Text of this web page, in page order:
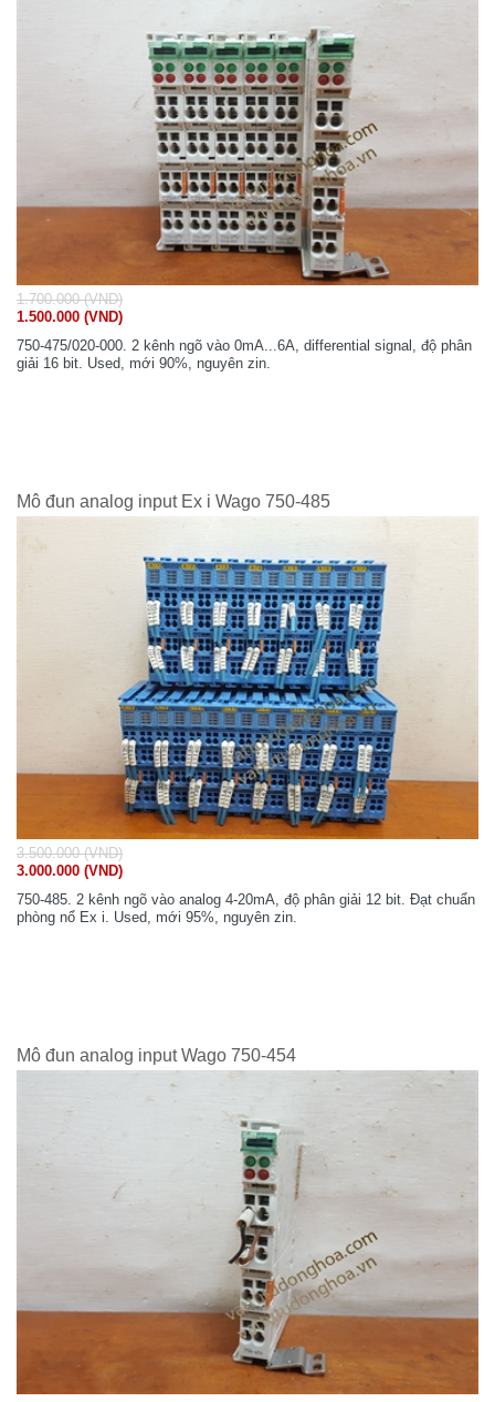
1.700.000 (VND)
1.500.000 (VND)
750-475/020-000. 2 kênh ngõ vào 0mA...6A, differential signal, độ phân
giải 16 bit. Used, mới 90%, nguyên zin.
Mô đun analog input Ex i Wago 750-485
3.500.000 (VND)
3.000.000 (VND)
750-485. 2 kênh ngõ vào analog 4-20mA, độ phân giải 12 bit. Đạt chuẩn
phòng nổ Ex i. Used, mới 95%, nguyên zin.
Mô đun analog input Wago 750-454